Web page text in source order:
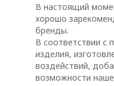
В настоящий
хорошо
бренды.
В соответствии с
изделия,
воздействий,
возможности